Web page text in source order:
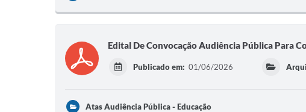
Edital De Convocação Audiência Pública Para
Publicado em: 01/06/2026
Atas Audiência Pública - Educação